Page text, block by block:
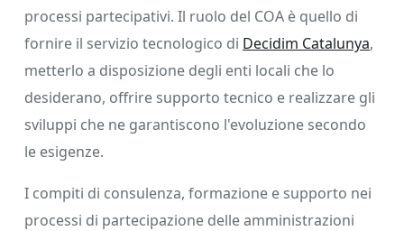
processi partecipativi. Il ruolo del COA è quello di
fornire il servizio tecnologico di Decidim Catalunya,
metterlo a disposizione degli enti locali che lo
desiderano, offrire supporto tecnico e realizzare gli
sviluppi che ne garantiscono l'evoluzione secondo
le esigenze.
I compiti di consulenza, formazione e supporto nei
processi di partecipazione delle amministrazioni